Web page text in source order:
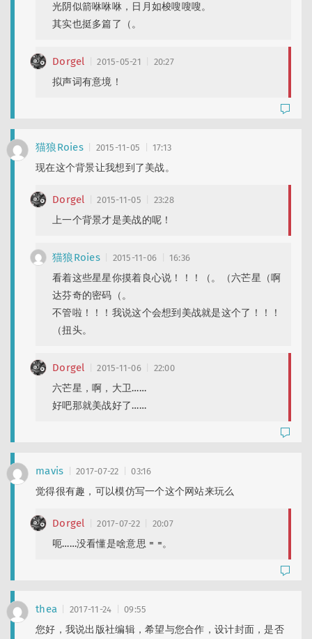
光阴似箭咻咻咻，日月如梭嗖嗖嗖。
其实也挺多篇了（。
Dorgel 2015-05-21 20:27
拟声词有意境！
猫狼Roies 2015-11-05 17:13
现在这个背景让我想到了美战。
Dorgel 2015-11-05 23:28
上一个背景才是美战的呢！
猫狼Roies 2015-11-06 16:36
看着这些星星你摸着良心说！！！（。（六芒星（啊
达芬奇的密码（。
不管啦！！！我说这个会想到美战就是这个了！！！
（扭头。
Dorgel 2015-11-06 22:00
六芒星，啊，大卫……
好吧那就美战好了……
mavis 2017-07-22 03:16
觉得很有趣，可以模仿写一个这个网站来玩么
Dorgel 2017-07-22 20:07
呃……没看懂是啥意思 = =。
thea 2017-11-24 09:55
您好，我说出版社编辑，希望与您合作，设计封面，是否